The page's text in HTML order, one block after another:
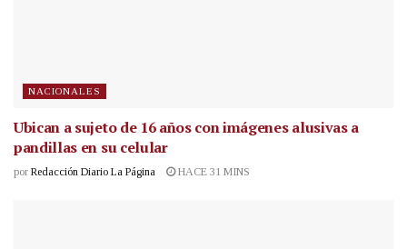
NACIONALES
Ubican a sujeto de 16 años con imágenes alusivas a
pandillas en su celular
por Redacción Diario La Página HACE 31 MINS